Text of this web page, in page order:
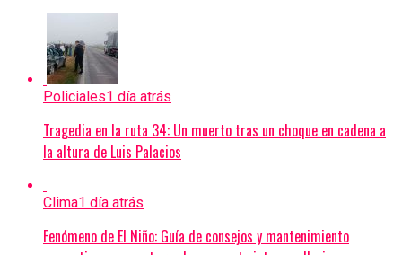
Policiales1 día atrás
Tragedia en la ruta 34: Un muerto tras un choque en cadena a
la altura de Luis Palacios
Clima1 día atrás
Fenómeno de El Niño: Guía de consejos y mantenimiento